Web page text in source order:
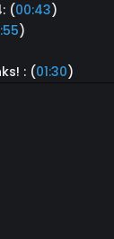
(00:43)
)
: (01:30)